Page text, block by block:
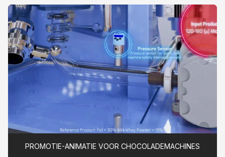
PROMOTIE-ANIMATIE VOOR CHOCOLADEMACHINES